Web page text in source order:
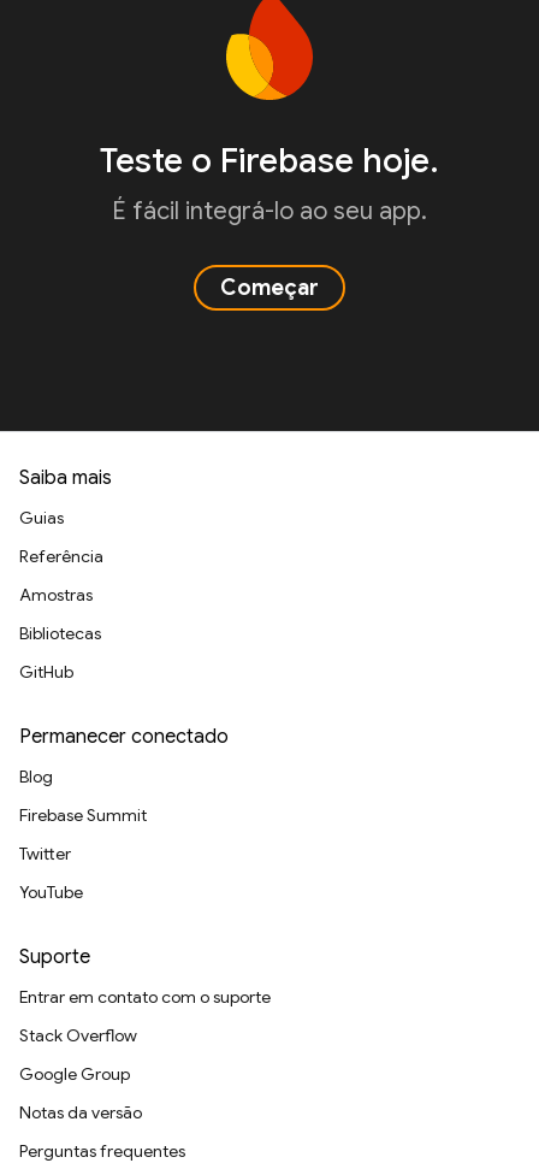
Teste o Firebase hoje.
É fácil integrá-lo ao seu app.
Começar
Saiba mais
Guias
Referência
Amostras
Bibliotecas
GitHub
Permanecer conectado
Blog
Firebase Summit
Twitter
YouTube
Suporte
Entrar em contato com o suporte
Stack Overflow
Google Group
Notas da versão
Perguntas frequentes